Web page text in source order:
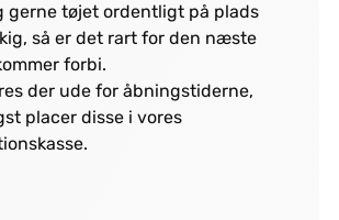
gerne tøjet ordentligt på plads
så er det rart for den næste
forbi.
der ude for åbningstiderne,
placer disse i vores